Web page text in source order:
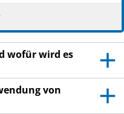
wenden Sie sich
Ihnen persönlich
nicht an Dritte weiter.
schaden, auch wenn
haben wie Sie.
bemerken, wenden Sie
wofür wird es
von